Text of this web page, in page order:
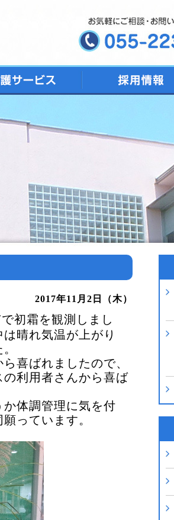
2017年11月2日（木）
初霜を観測しまし
は晴れ気温が上がり
喜ばれましたので、
利用者さんから喜ば
体調管理に気を付
っています。